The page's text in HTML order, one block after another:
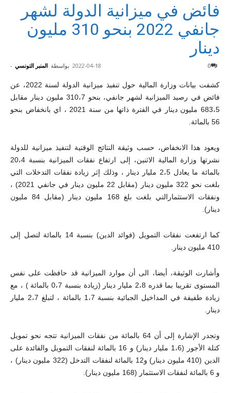
فائض في ميزانية الدولة لشهر
جانفي 2022 بنحو 310 مليون
دينار
بواسطة المنبر التونسي - 2022-04-18 0
كشفت بيانات وزارة المالية حول تنفيذ ميزانية الدولة لسنة 2022، عن
فائض في رصيد الميزانية لشهر جانفي، بنحو 310،7 مليون دينار مقابل
683،5 مليون دينار في الفترة ذاتها من سنة 2021 ، اي بانخفاض بنحو
56 بالمائة.
ويعود هذا الانخفاض، حسب وثيقة النتائج الوقتية لتنفيذ ميزانية للدولة
نشرتها وزارة المالية الاثنين، إلى ارتفاع نفقات الميزانية بنسبة 20،4
بالمائة ما يعادل 2،5 مليار دينار ، وذلك إثر زيادة نفقات التدخلات التي
بلغت نحو 322 مليون دينار (مقابل 22 مليون دينار في جانفي 2021) ،
ونفقات الاستثمارالتي بلغت بلغ 168 مليون دينار (مقابل 84 مليون
دينار).
كما ارتفعت نفقات التمويل (فوائد الدين) بنسبة 14 بالمائة لتصل إلى
410 مليون دينار.
وأشارت الوثيقة، أيضا، الى أن موارد الميزانية قد حافظت على نفس
المستوى تقريبا بما قدره 2،8 مليار دينار (زيادة بنسبة 0،7 بالمائة ) ، مع
زيادة طفيفة في المداخيل الجبائية بنسبة 1،7 بالمائة ، لتبلغ 2،7 مليار
دينار.
وتجدر الإشارة إلى أن 64 بالمائة من نفقات الميزانية تتجه نحو تمويل
كتلة الأجور (1،6 مليار دينار) و 16 بالمائة لنفقات التمويل والفائدة على
الدين (410 مليون دينار) و12 بالمائة لنفقات التدخل (322 مليون دينار) ،
و 6 بالمائة لنفقات الاستثمار (168 مليون دينار).